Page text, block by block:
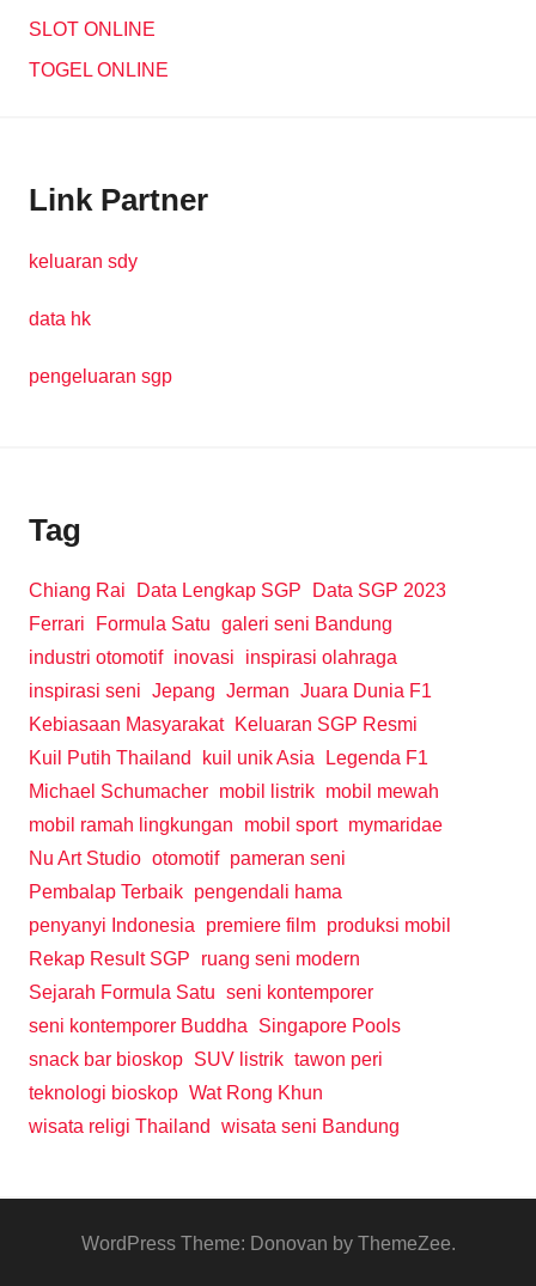
SLOT ONLINE
TOGEL ONLINE
Link Partner
keluaran sdy
data hk
pengeluaran sgp
Tag
Chiang Rai Data Lengkap SGP
Data SGP 2023
Ferrari
Formula Satu galeri seni Bandung
industri otomotif inovasi
inspirasi olahraga
inspirasi seni Jepang Jerman Juara Dunia F1
Kebiasaan Masyarakat
Keluaran SGP Resmi
Kuil Putih Thailand
kuil unik Asia
Legenda F1
Michael Schumacher mobil listrik mobil mewah
mobil ramah lingkungan
mobil sport mymaridae
Nu Art Studio otomotif pameran seni
Pembalap Terbaik pengendali hama
penyanyi Indonesia
premiere film produksi mobil
Rekap Result SGP
ruang seni modern
Sejarah Formula Satu seni kontemporer
seni kontemporer Buddha
Singapore Pools
snack bar bioskop SUV listrik tawon peri
teknologi bioskop Wat Rong Khun
wisata religi Thailand
wisata seni Bandung
WordPress Theme: Donovan by ThemeZee.